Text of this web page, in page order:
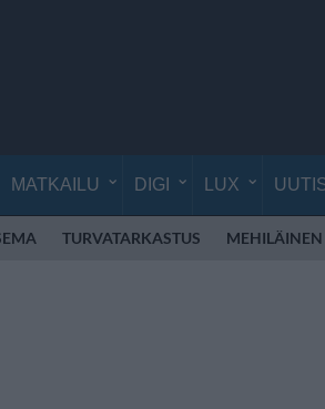
MATKAILU DIGI LUX
TURVATARKASTUS MEHILÄINEN